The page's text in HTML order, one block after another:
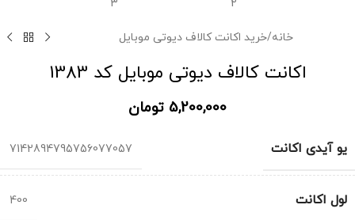
خانه/خرید اکانت کالاف دیوتی موبایل
اکانت کالاف دیوتی موبایل کد 1383
5,200,000 تومان
یو آیدی اکانت 7142894795756077057
لول اکانت 400